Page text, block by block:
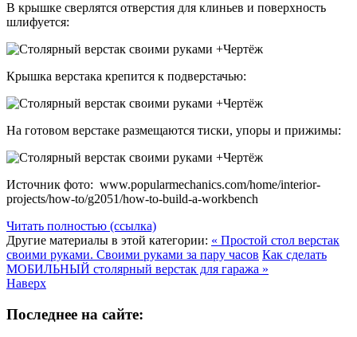
В крышке сверлятся отверстия для клиньев и поверхность
шлифуется:
Крышка верстака крепится к подверстачью:
На готовом верстаке размещаются тиски, упоры и прижимы:
Источник фото: www.popularmechanics.com/home/interior-
projects/how-to/g2051/how-to-build-a-workbench
Читать полностью (ссылка)
Другие материалы в этой категории: « Простой стол верстак
своими руками. Своими руками за пару часов Как сделать
МОБИЛЬНЫЙ столярный верстак для гаража »
Наверх
Последнее на сайте: